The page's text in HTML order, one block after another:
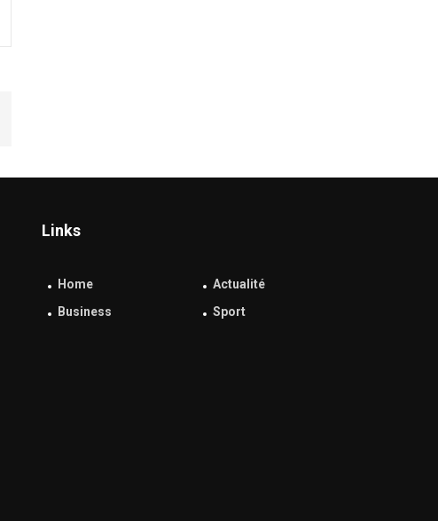
Links
Home
Actualité
Business
Sport